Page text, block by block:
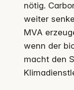
nötig.
weiter
MVA
wenn der
macht den